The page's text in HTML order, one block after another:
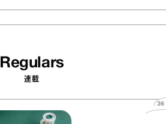
Regulars
連載